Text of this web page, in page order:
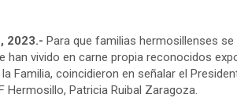
2023.- Para que familias hermosillenses
han vivido en carne propia reconocidos
Familia, coincidieron en señalar el
Hermosillo, Patricia Ruibal Zaragoza.